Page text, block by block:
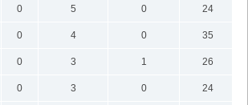
0 5 0
24
0 4 0
35
0 3 1
26
0 3 0
24